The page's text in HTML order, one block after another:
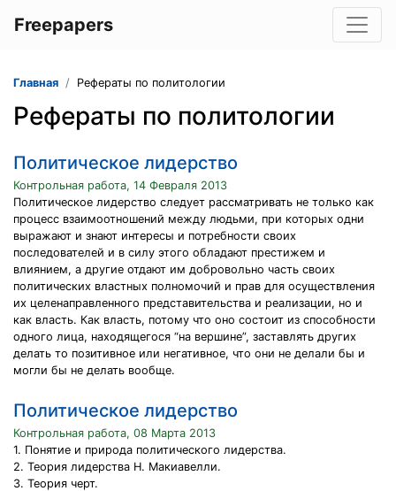
Freepapers
Главная Рефераты по политологии
Рефераты по политологии
Политическое лидерство
Контрольная работа, 14 Февраля 2013
Политическое лидерство следует рассматривать не только как
процесс взаимоотношений между людьми, при которых одни
выражают и знают интересы и потребности своих
последователей и в силу этого обладают престижем и
влиянием, а другие отдают им добровольно часть своих
политических властных полномочий и прав для осуществления
их целенаправленного представительства и реализации, но и
как власть. Как власть, потому что оно состоит из способности
одного лица, находящегося “на вершине”, заставлять других
делать то позитивное или негативное, что они не делали бы и
могли бы не делать вообще.
Политическое лидерство
Контрольная работа, 08 Марта 2013
1. Понятие и природа политического лидерства.
2. Теория лидерства Н. Макиавелли.
3. Теория черт.